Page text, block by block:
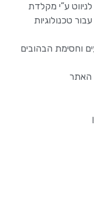
ע”י מקלדת
טכנולוגיות
וחסימת הבהובים
האתר